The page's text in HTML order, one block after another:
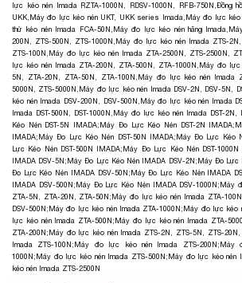
lực kéo nén Imada RZTA-1000N, RDSV-1000N, RFB-750N,Đồng
UKK,Máy đo lực kéo nén UKT, UKK series Imada,Máy đo lực kéo
thử kéo nén Imada FCA-50N,Máy đo lực kéo nén hãng Imada,
200N, ZTS-500N, ZTS-1000N,Máy đo lực kéo nén Imada ZTS-
ZTS-100N,Máy đo lực kéo nén Imada ZTA-2500N, ZTS-2500N,
lực kéo nén Imada ZTA-200N, ZTA-500N, ZTA-1000N,Máy đo lực
5N, ZTA-20N, ZTA-50N, ZTA-100N,Máy đo lực kéo nén Imada
5000N, ZTS-5000N,Máy đo lực kéo nén Imada DSV-2N, DSV-5N,
kéo nén Imada DSV-200N, DSV-500N,Máy đo lực kéo nén Imada
Imada DST-500N, DST-1000N,Máy đo lực kéo nén Imada DST-2N,
Kéo Nén DST-5N IMADA;Máy Đo Lực Kéo Nén DST-2N IMADA;
IMADA;Máy Đo Lực Kéo Nén DST-50N IMADA;Máy Đo Lực Kéo
Lực Kéo Nén DST-500N IMADA;Máy Đo Lực Kéo Nén DST-1000N
IMADA DSV-5N;Máy Đo Lực Kéo Nén IMADA DSV-2N;Máy Đo Lực
Đo Lực Kéo Nén IMADA DSV-50N;Máy Đo Lực Kéo Nén IMADA
IMADA DSV-500N;Máy Đo Lực Kéo Nén IMADA DSV-1000N;Máy
ZTA-5N, ZTA-20N, ZTA-50N;Máy đo lực kéo nén Imada ZTA-100N
DSV-500N;Máy đo lực kéo nén Imada ZTA-1000N;Máy đo lực kéo
lực kéo nén Imada ZTA-500N;Máy đo lực kéo nén Imada ZTA-
ZTA-200N;Máy đo lực kéo nén Imada ZTS-2N, ZTS-5N, ZTS-20N,
Imada ZTS-100N;Máy đo lực kéo nén Imada ZTS-200N;Máy
1000N;Máy đo lực kéo nén Imada ZTS-500N;Máy đo lực kéo nén
kéo nén Imada ZTS-2500N